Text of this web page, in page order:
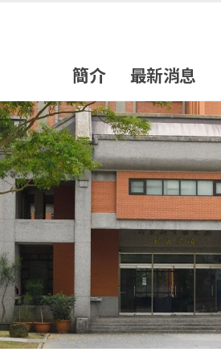
簡介 最新消息